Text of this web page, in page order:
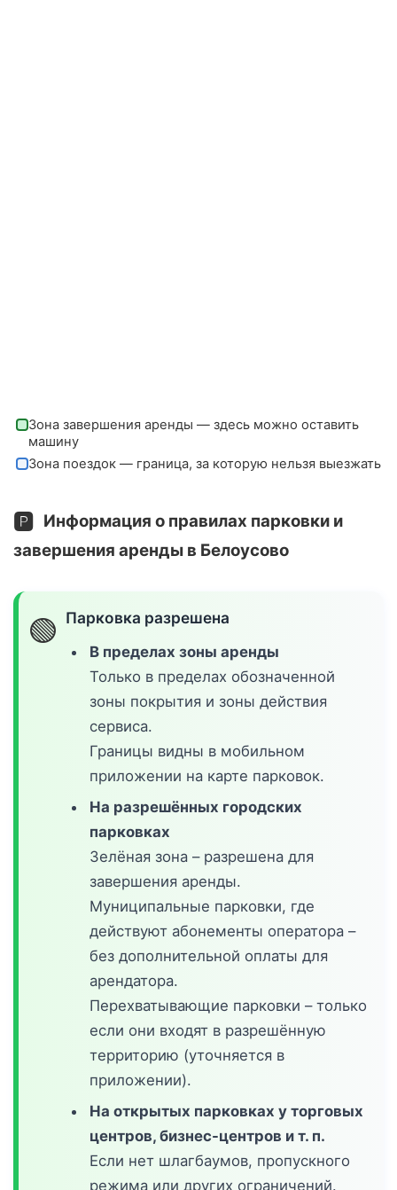
Зона завершения аренды — здесь можно оставить
машину
Зона поездок — граница, за которую нельзя выезжать
🅿️ Информация о правилах парковки и
завершения аренды в Белоусово
🟢 Парковка разрешена
В пределах зоны аренды
Только в пределах обозначенной
зоны покрытия и зоны действия
сервиса.
Границы видны в мобильном
приложении на карте парковок.
На разрешённых городских
парковках
Зелёная зона – разрешена для
завершения аренды.
Муниципальные парковки, где
действуют абонементы оператора –
без дополнительной оплаты для
арендатора.
Перехватывающие парковки – только
если они входят в разрешённую
территорию (уточняется в
приложении).
На открытых парковках у торговых
центров, бизнес-центров и т. п.
Если нет шлагбаумов, пропускного
режима или других ограничений.